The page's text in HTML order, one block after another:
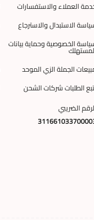
العملاء والاستفسارات
الاستبدال والاسترجاع
الخصوصية وحماية بيانات
الجملة الزي الموحد
الطلبات شركات الشحن
الضريبي